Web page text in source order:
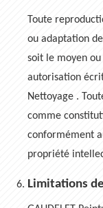
Toute
ou adaptation
soit le moyen
autorisation
Nettoyage .
comme
conformément
propriété
Limitations